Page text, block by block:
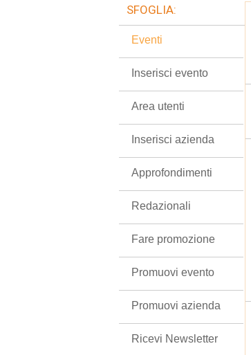
SFOGLIA:
Eventi
Inserisci evento
Area utenti
Inserisci azienda
Approfondimenti
Redazionali
Fare promozione
Promuovi evento
Promuovi azienda
Ricevi Newsletter